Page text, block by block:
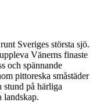
Sveriges största sjö.
Vänerns finaste
och spännande
pittoreska småstäder
stund på härliga
landskap.